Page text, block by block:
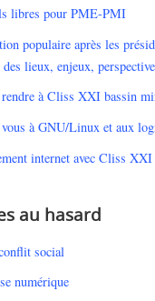
libres pour PME-PMI
populaire après les
lieux, enjeux,
rendre à Cliss XXI bassin
à GNU/Linux et aux
internet avec Cliss XXI
au hasard
social
numérique